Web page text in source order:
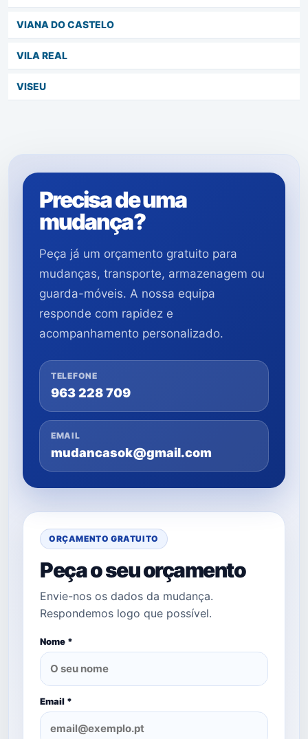
VIANA DO CASTELO
VILA REAL
VISEU
Precisa de uma
mudança?
Peça já um orçamento gratuito para
mudanças, transporte, armazenagem ou
guarda-móveis. A nossa equipa
responde com rapidez e
acompanhamento personalizado.
TELEFONE
963 228 709
EMAIL
mudancasok@gmail.com
ORÇAMENTO GRATUITO
Peça o seu orçamento
Envie-nos os dados da mudança.
Respondemos logo que possível.
Nome *
Email *